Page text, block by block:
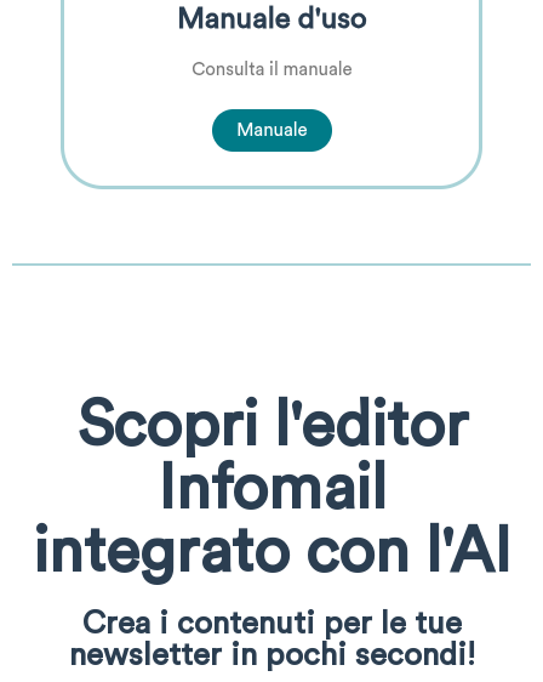
Scopri l'editor
Infomail
integrato con l'AI
Crea i contenuti per le tue
newsletter in pochi secondi!